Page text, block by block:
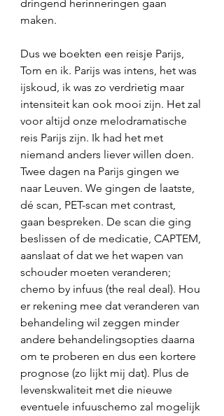
dringend herinneringen gaan
maken.
Dus we boekten een reisje Parijs,
Tom en ik. Parijs was intens, het was
ijskoud, ik was zo verdrietig maar
intensiteit kan ook mooi zijn. Het zal
voor altijd onze melodramatische
reis Parijs zijn. Ik had het met
niemand anders liever willen doen.
Twee dagen na Parijs gingen we
naar Leuven. We gingen de laatste,
dé scan, PET-scan met contrast,
gaan bespreken. De scan die ging
beslissen of de medicatie, CAPTEM,
aanslaat of dat we het wapen van
schouder moeten veranderen;
chemo by infuus (the real deal). Hou
er rekening mee dat veranderen van
behandeling wil zeggen minder
andere behandelingsopties daarna
om te proberen en dus een kortere
prognose (zo lijkt mij dat). Plus de
levenskwaliteit met die nieuwe
eventuele infuuschemo zal mogelijk